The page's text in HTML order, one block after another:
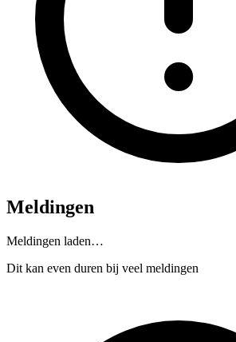
Meldingen
Meldingen laden…
Dit kan even duren bij veel meldingen